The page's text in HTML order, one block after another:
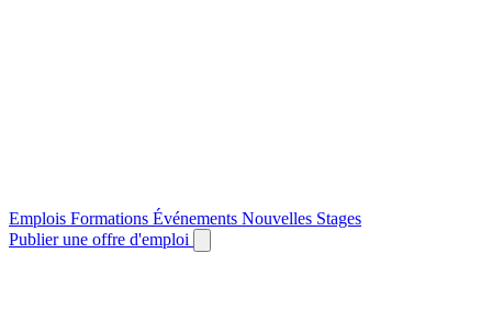
Emplois Formations Événements Nouvelles Stages
Publier une offre d'emploi